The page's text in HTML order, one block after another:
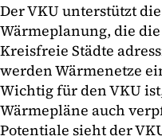
Der VKU unterstützt
Wärmeplanung, die
Kreisfreie Städte
werden Wärmenetze
Wichtig für den VKU
Wärmepläne auch
Potentiale sieht der